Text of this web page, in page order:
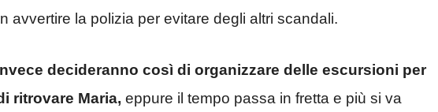
avvertire la polizia per evitare degli altri scandali.
decideranno così di organizzare delle escursioni per
ritrovare Maria, eppure il tempo passa in fretta e più si va